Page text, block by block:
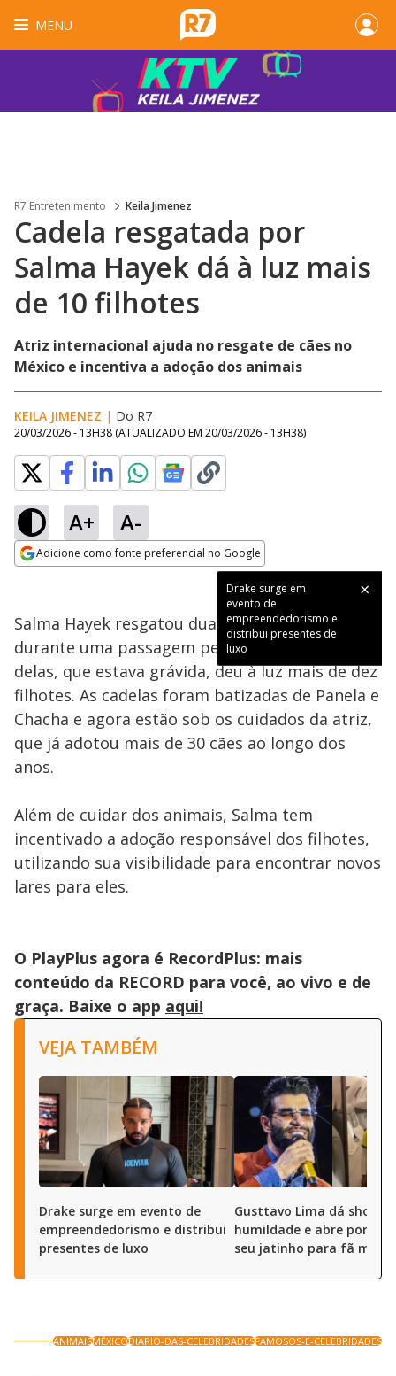
MENU
R7 Entretenimento Keila Jimenez
Cadela resgatada por
Salma Hayek dá à luz mais
de 10 filhotes
Atriz internacional ajuda no resgate de cães no
México e incentiva a adoção dos animais
KEILA JIMENEZ | Do R7
20/03/2026 - 13H38 (ATUALIZADO EM 20/03/2026 - 13H38)
A+ A-
Adicione como fonte preferencial no Google
Drake surge em
evento de
empreendedorismo e
distribui presentes de
luxo
Ativar
100.00%
Salma Hayek resgatou duas cachorrinhas
durante uma passagem pelo México e uma
delas, que estava grávida, deu à luz mais de dez
filhotes. As cadelas foram batizadas de Panela e
Chacha e agora estão sob os cuidados da atriz,
que já adotou mais de 30 cães ao longo dos
anos.
Além de cuidar dos animais, Salma tem
incentivado a adoção responsável dos filhotes,
utilizando sua visibilidade para encontrar novos
lares para eles.
O PlayPlus agora é RecordPlus: mais
conteúdo da RECORD para você, ao vivo e de
graça. Baixe o app aqui!
VEJA TAMBÉM
Drake surge em evento de
empreendedorismo e distribui
presentes de luxo
Gusttavo Lima dá show
humildade e abre portas
seu jatinho para fã mirim
ANIMAISMÉXICODIARIO-DAS-CELEBRIDADESFAMOSOS-E-CELEBRIDADES